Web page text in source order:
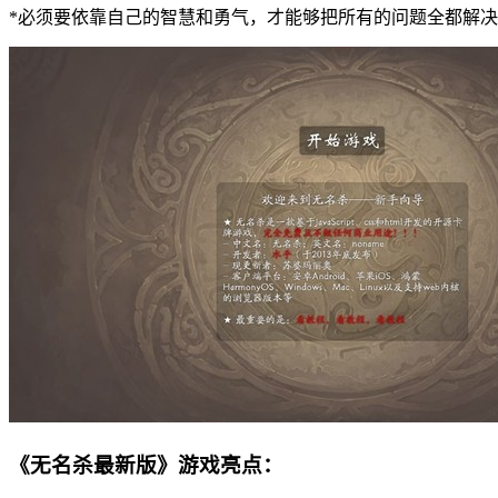
*必须要依靠自己的智慧和勇气，才能够把所有的问题全都解
《无名杀最新版》游戏亮点：